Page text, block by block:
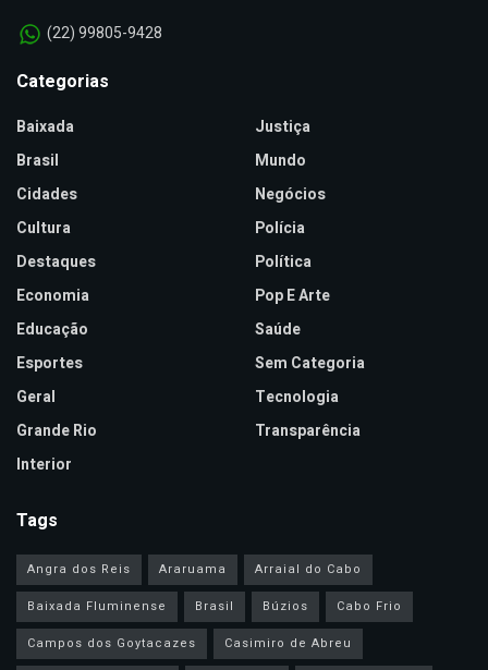
(22) 99805-9428
Categorias
Baixada
Brasil
Cidades
Cultura
Destaques
Economia
Educação
Esportes
Geral
Grande Rio
Interior
Justiça
Mundo
Negócios
Polícia
Política
Pop E Arte
Saúde
Sem Categoria
Tecnologia
Transparência
Tags
Angra dos Reis Araruama
Arraial do Cabo
Baixada Fluminense
Brasil Búzios
Cabo Frio
Campos dos Goytacazes
Casimiro de Abreu